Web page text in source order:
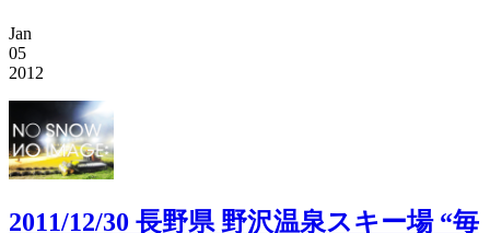
Jan
05
2012
2011/12/30 長野県 野沢温泉スキー場 “毎